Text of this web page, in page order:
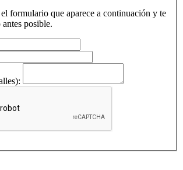
formulario que aparece a continuación y te
posible.